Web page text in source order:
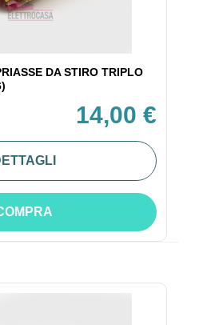
DA STIRO TRIPLO
14,00 €